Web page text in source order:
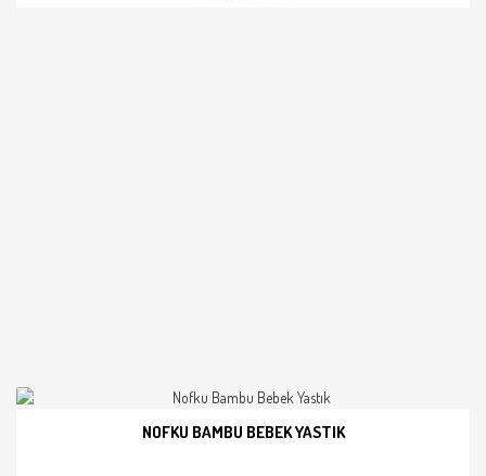
NOFKU BAMBU BEBEK YASTIK